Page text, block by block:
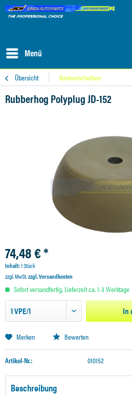
Menü
Übersicht Kontourscheiben
Rubberhog Polyplug JD-152
74,48 € *
Inhalt:1 Stück
zzgl. MwSt.zzgl. Versandkosten
Sofort versandfertig, Lieferzeit ca. 1-3 Werktage
In
Merken Bewerten
Artikel-Nr.: 010152
Beschreibung